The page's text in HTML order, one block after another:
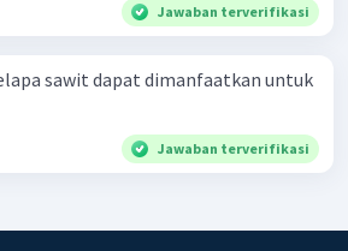
Jawaban terverifikasi
sawit dapat dimanfaatkan untuk
Jawaban terverifikasi